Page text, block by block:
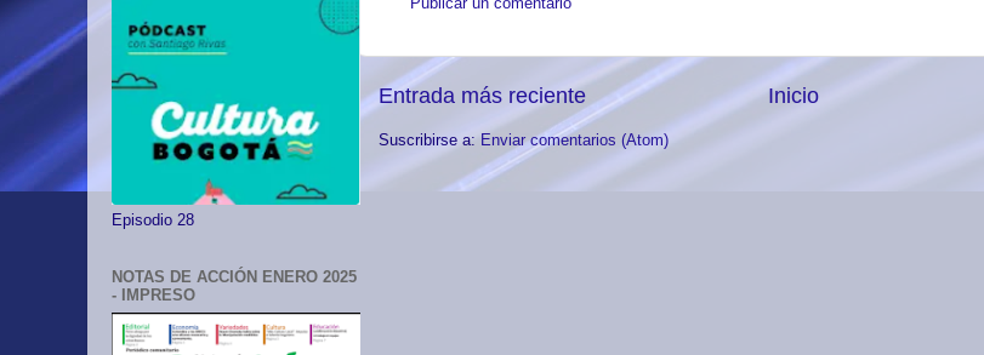
Publicar un comentario
Entrada más reciente Inicio
Suscribirse a: Enviar comentarios (Atom)
Episodio 28
NOTAS DE ACCIÓN ENERO 2025
- IMPRESO